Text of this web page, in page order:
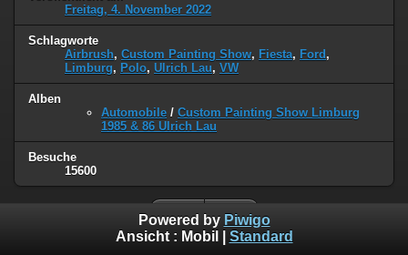
Freitag, 4. November 2022
Schlagworte
Airbrush, Custom Painting Show, Fiesta, Ford ,
Limburg, Polo, Ulrich Lau, VW
Alben
Automobile / Custom Painting Show Limburg
1985 & 86 Ulrich Lau
Besuche
15600
Powered by Piwigo
Ansicht : Mobil Standard